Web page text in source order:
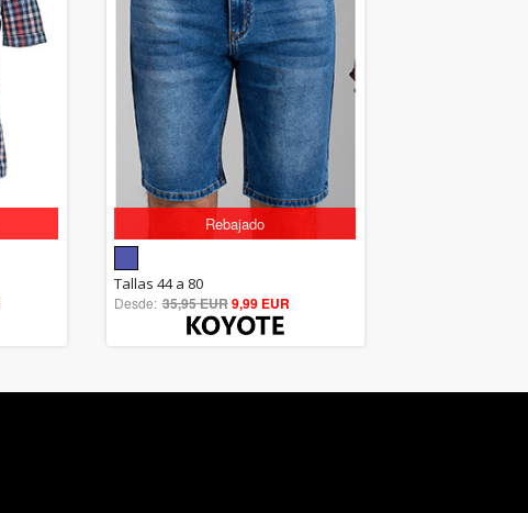
Rebajado
5.00
out of 5
Tallas 44 a 80
Desde: 35,95 EUR9,99 EUR